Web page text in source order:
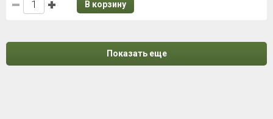
В корзину
Показать еще